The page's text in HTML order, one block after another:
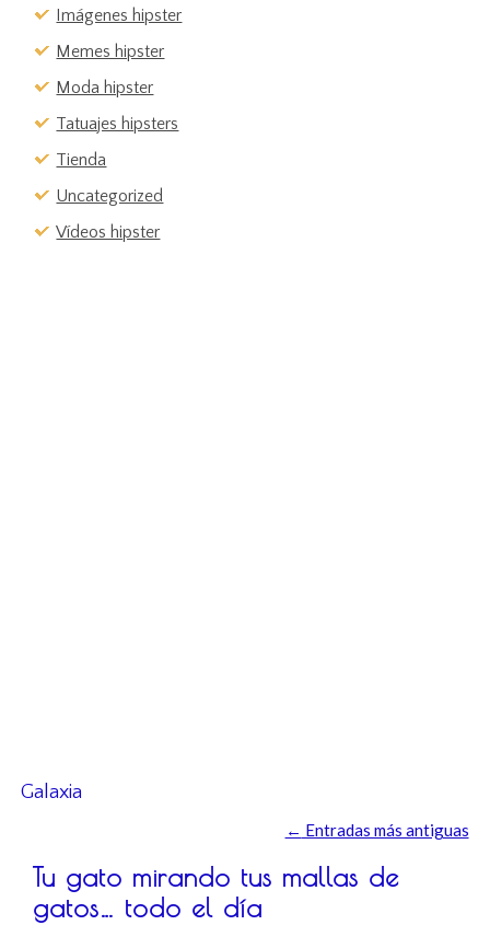
Imágenes hipster
Memes hipster
Moda hipster
Tatuajes hipsters
Tienda
Uncategorized
Vídeos hipster
Galaxia
← Entradas más antiguas
Tu gato mirando tus mallas de
gatos… todo el día